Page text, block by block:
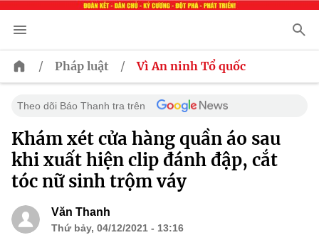
/ Pháp luật / Vì An ninh Tổ quốc
Theo dõi Báo Thanh tra trên
Khám xét cửa hàng quần áo sau
khi xuất hiện clip đánh đập, cắt
tóc nữ sinh trộm váy
Văn Thanh
Thứ bảy, 04/12/2021 - 13:16